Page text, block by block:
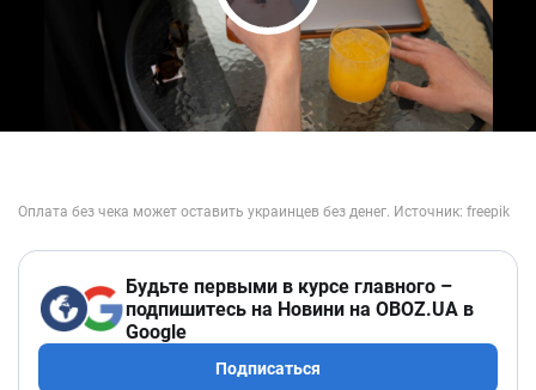
Play Video
Будьте первыми в курсе главного –
подпишитесь на Новини на OBOZ.UA в
Google
Подписаться